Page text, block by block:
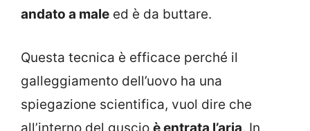
andato a male ed è da buttare.
Questa tecnica è efficace perché il
galleggiamento dell’uovo ha una
spiegazione scientifica, vuol dire che
all’interno del guscio è entrata l’aria. In